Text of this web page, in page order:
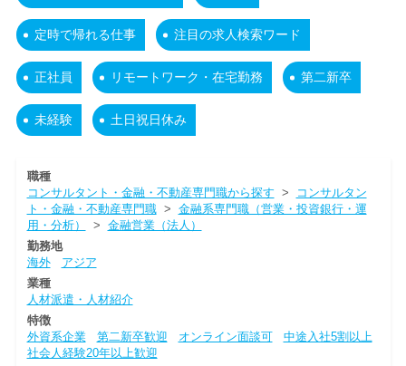
定時で帰れる仕事 注目の求人検索ワード
正社員 リモートワーク・在宅勤務 第二新卒
未経験 土日祝日休み
職種
コンサルタント・金融・不動産専門職から探す >
コンサルタン
ト・金融・不動産専門職> 金融系専門職（営業・投資銀行・運
用・分析）
> 金融営業（法人）
勤務地
海外
アジア
業種
人材派遣・人材紹介
特徴
外資系企業
第二新卒歓迎 オンライン面談可
中途入社5割以上
社会人経験20年以上歓迎